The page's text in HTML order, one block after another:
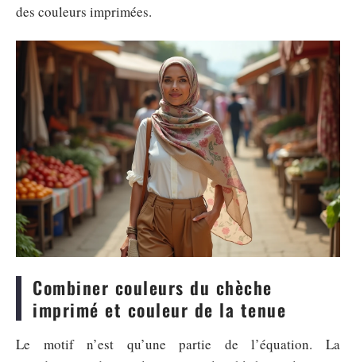
des couleurs imprimées.
Combiner couleurs du chèche
imprimé et couleur de la tenue
Le motif n’est qu’une partie de l’équation. La